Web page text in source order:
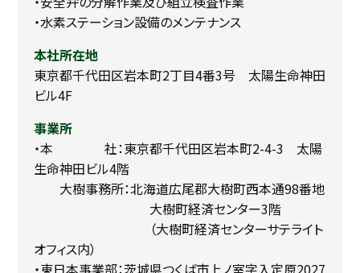
・水素ステーション設備のメンテナンス
本社所在地
東京都千代田区岩本町2丁目4番3号 太陽生命神田
ビル4F
事業所
・本 社：東京都千代田区岩本町2-4-3 太陽
生命神田ビル4階
大樹事務所：北海道広尾郡大樹町西本通98番地
大樹町経済センター3階
（大樹町経済センターサテライト
オフィス内）
・東日本事業部：茨城県つくば市上ノ室字入定原2027